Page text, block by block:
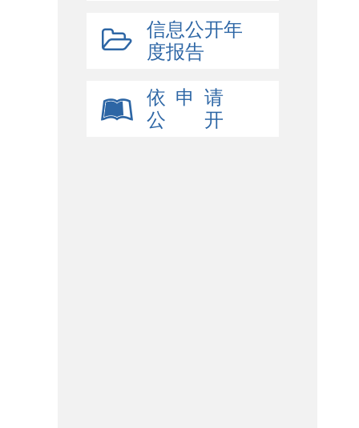
信息公开年
度报告
依 申 请
公 开